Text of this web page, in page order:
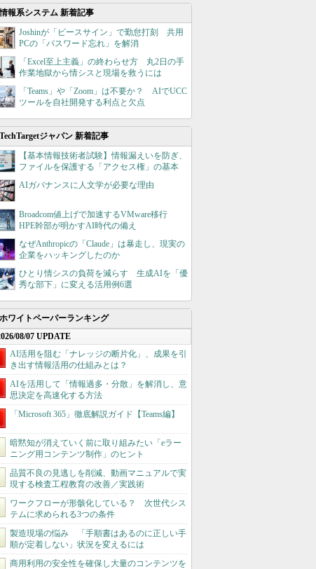
情報系システム 新着記事
Joshinが「ピースサイン」で勤怠打刻 共用
PCの「パスワード忘れ」を解消
「Excel至上主義」の終わらせ方 丸2日の手
作業地獄から情シスと現場を救うには
「Teams」や「Zoom」は不要か？ AIでUCC
ツールを自社開発する利点と欠点
TechTargetジャパン 新着記事
【基本情報技術者試験】情報漏えいを防ぎ、
ファイルを保護する「アクセス権」の基本
AIガバナンスに人文学が必要な理由
Broadcom値上げで加速するVMware移行
HPE幹部が明かすAI時代の備え
なぜAnthropicの「Claude」は暴走し、現実の
企業をハッキングしたのか
ひとり情シスの負荷を減らす 生成AIを「優
秀な部下」に変える活用例6選
ホワイトペーパーランキング
08/07 UPDATE
AI活用を阻む「ナレッジの断片化」、成果を引
き出す情報活用の仕組みとは？
AIを活用して「情報過多・分散」を解消し、意
思決定を高速化する方法
「Microsoft 365」徹底解説ガイド【Teams編】
暗黙知が消えていく前に取り組みたい「eラー
ニング用コンテンツ制作」のヒント
品質不良の見逃しを削減、動画マニュアルで実
現する検査工程教育の改善／実践術
ワークフローが形骸化している？ 次世代シス
テムに求められる3つの条件
製造現場の悩み 「手順書はあるのに正しい手
順が定着しない」状況を変えるには
商用利用の安全性を確保し大量のコンテンツを